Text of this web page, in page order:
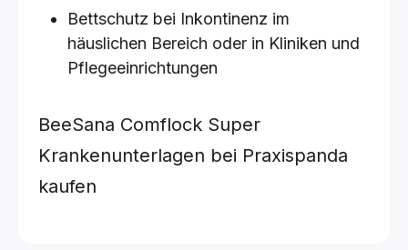
Bettschutz bei Inkontinenz im
häuslichen Bereich oder in Kliniken und
Pflegeeinrichtungen
BeeSana Comflock Super
Krankenunterlagen bei Praxispanda
kaufen